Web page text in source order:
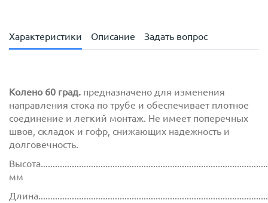
Характеристики Описание Задать вопрос
Колено 60 град. предназначено для изменения
направления стока по трубе и обеспечивает плотное
соединение и легкий монтаж. Не имеет поперечных
швов, складок и гофр, снижающих надежность и
долговечность.
мм